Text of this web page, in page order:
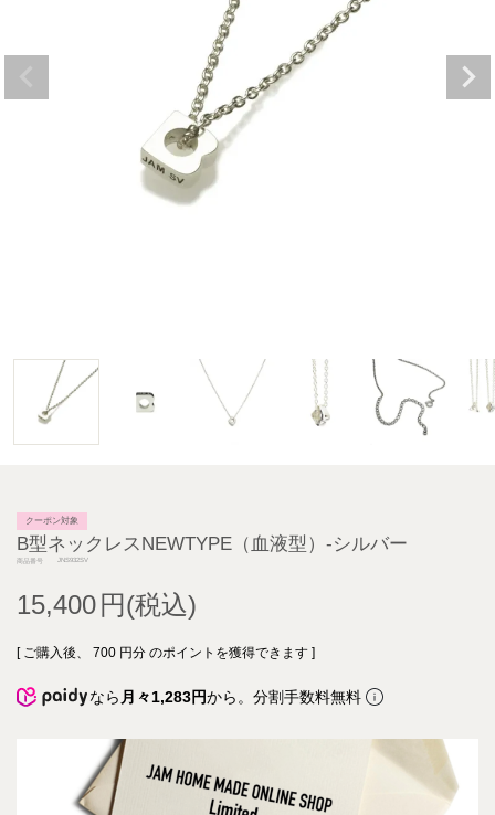
クーポン対象
B型ネックレスNEWTYPE（血液型）-シルバー
商品番号 JNS932SV
15,400
[ ご購入後、 700 円分 のポイントを獲得できます ]
なら 月々1,283円から。分割手数料無料